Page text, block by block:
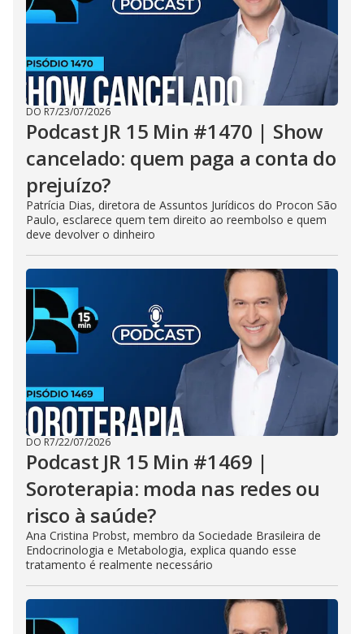
DO R7/23/07/2026
Podcast JR 15 Min #1470 | Show
cancelado: quem paga a conta do
prejuízo?
Patrícia Dias, diretora de Assuntos Jurídicos do Procon São
Paulo, esclarece quem tem direito ao reembolso e quem
deve devolver o dinheiro
DO R7/22/07/2026
Podcast JR 15 Min #1469 |
Soroterapia: moda nas redes ou
risco à saúde?
Ana Cristina Probst, membro da Sociedade Brasileira de
Endocrinologia e Metabologia, explica quando esse
tratamento é realmente necessário